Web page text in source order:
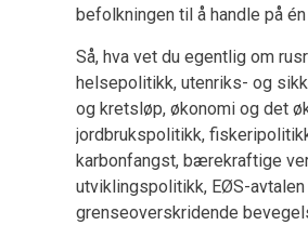
befolkningen til å handle på
Så, hva vet du egentlig om
helsepolitikk, utenriks- og
og kretsløp, økonomi og det
jordbrukspolitikk,
karbonfangst, bærekraftige
utviklingspolitikk, EØS-
grenseoverskridende